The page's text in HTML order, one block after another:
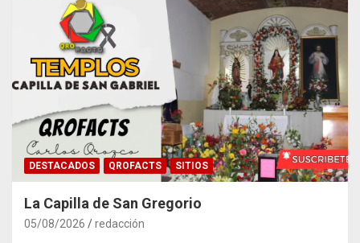
DESTACADOS QROFACTS SITIOS
La Capilla de San Gregorio
05/08/2026 redacción